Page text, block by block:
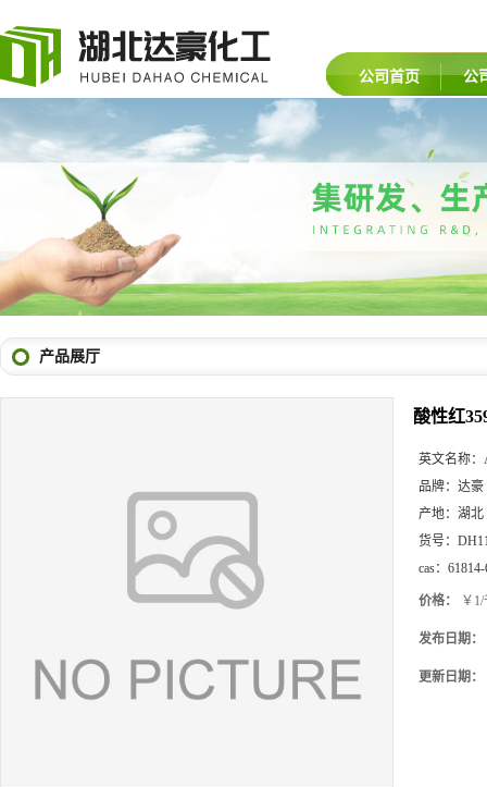
公司首页 公
产品展厅
酸性红
英文名称：
品牌： 达豪
产地： 湖北
货号：
cas：
价格： ￥
发布日期：
更新日期：